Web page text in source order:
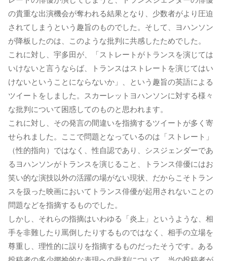
の貴重な出演機会が奪われる結果となり、少数者がより圧迫
されてしまうという趣旨のものでした。そして、ヨハンソン
が降板したのは、このような批判に共感したためでした。
これに対し、宇多田が、「ストレートがトランスを演じては
いけないと言うならば、トランスはストレートを演じてはい
けないということにならないか」、という趣旨の英語による
ツイートをしました。スカーレットヨハンソンに対する様々
な批判について困惑してのものと思われます。
これに対し、その発言の間違いを指摘するツイートが多く寄
せられました。ここで問題となっているのは「ストレート」
（性的指向）ではなく、性自認であり、シスジェンダーであ
るヨハンソンがトランスを演じること、トランス俳優にはお
笑い的な演技以外の活躍の場がない現状、だからこそトラン
スを扱った映画においてトランス俳優が起用されないことの
問題などを指摘するものでした。
しかし、それらの指摘はいわゆる「炎上」というような、相
手を非難したり罵倒したりするものではなく、相手の立場を
尊重し、理性的に誤りを指摘するものだったそうです。ある